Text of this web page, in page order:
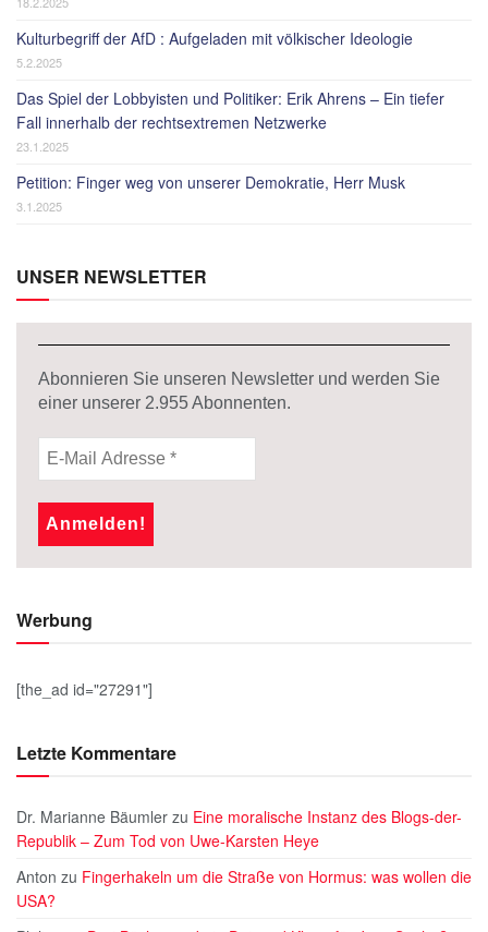
Kulturbegriff der AfD : Aufgeladen mit völkischer Ideologie
5.2.2025
Das Spiel der Lobbyisten und Politiker: Erik Ahrens – Ein tiefer
Fall innerhalb der rechtsextremen Netzwerke
23.1.2025
Petition: Finger weg von unserer Demokratie, Herr Musk
3.1.2025
UNSER NEWSLETTER
Abonnieren Sie unseren Newsletter und werden Sie
einer unserer 2.955Abonnenten.
Werbung
[the_ad id="27291"]
Letzte Kommentare
Dr. Marianne Bäumler zu Eine moralische Instanz des Blogs-der-
Republik – Zum Tod von Uwe-Karsten Heye
Anton zu Fingerhakeln um die Straße von Hormus: was wollen die
USA?